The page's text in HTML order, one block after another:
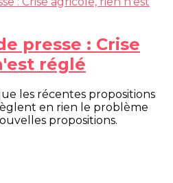
presse : Crise
réglé
les récentes propositions
en rien le problème
propositions.